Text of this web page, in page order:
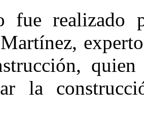
fue realizado
quien
la